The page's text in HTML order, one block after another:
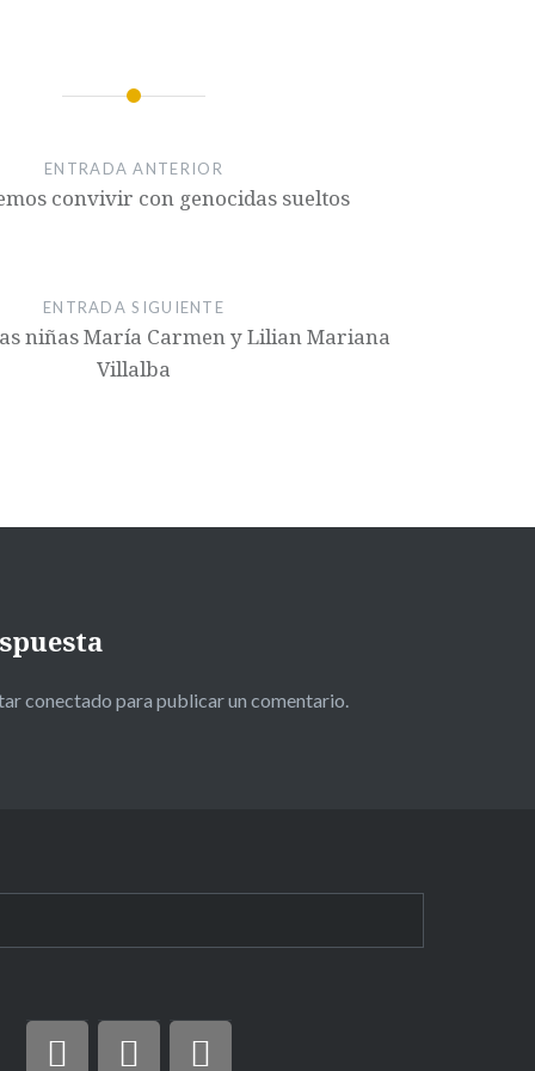
ENTRADA ANTERIOR
convivir con genocidas sueltos
ENTRADA SIGUIENTE
niñas María Carmen y Lilian Mariana
Villalba
conectado para publicar un comentario.